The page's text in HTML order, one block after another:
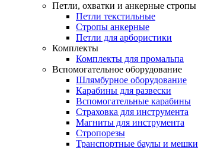
Петли, охватки и анкерные стропы
Петли текстильные
Стропы анкерные
Петли для арбористики
Комплекты
Комплекты для промальпа
Вспомогательное оборудование
Шлямбурное оборудование
Карабины для развески
Вспомогательные карабины
Страховка для инструмента
Магниты для инструмента
Стропорезы
Транспортные баулы и мешки